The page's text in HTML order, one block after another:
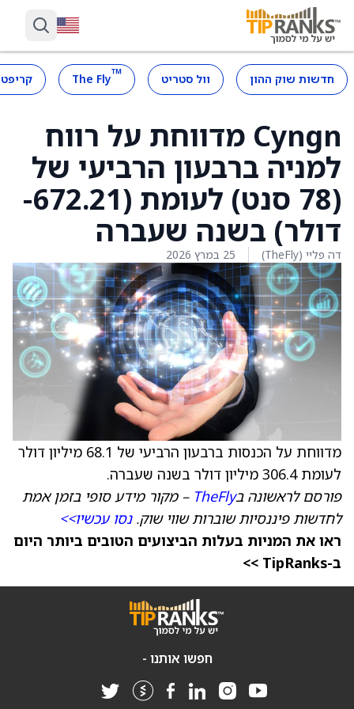
חדשות שוק ההון וול סטריט ™
The Fly
Cyngn מדווחת על רווח
למניה ברבעון הרביעי של
(78 סנט) לעומת (672.21-
דולר) בשנה שעברה
דה פליי (TheFly) 25 במרץ 2026
מדווחת על הכנסות ברבעון הרביעי של 68.1 מיליון דולר
לעומת 306.4 מיליון דולר בשנה שעברה.
פורסם לראשונה בTheFly – מקור מידע סופי בזמן אמת
לחדשות פיננסיות שוברות שווי שוק.נסו עכשיו>>
ראו את המניות בעלות הביצועים הטובים ביותר היום
ב-TipRanks >>
חפשו אותנו -